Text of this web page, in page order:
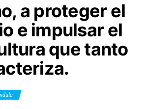
a proteger el
e impulsar el
que tanto